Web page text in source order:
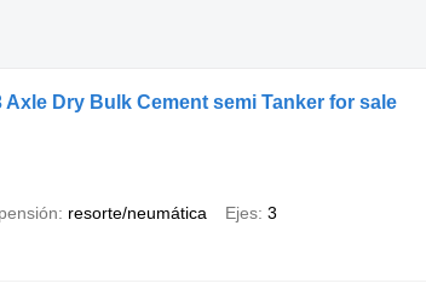
Axle Dry Bulk Cement semi Tanker for sale
resorte/neumática Ejes 3